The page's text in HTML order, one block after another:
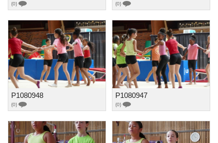
{0} {0}
P1080948
{0}
P1080947
{0}